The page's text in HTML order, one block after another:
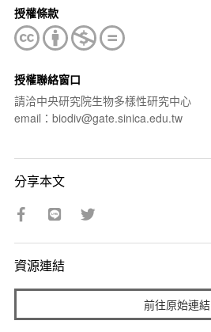
授權條款
授權聯絡窗口
請洽中央研究院生物多樣性研究中心
email：biodiv@gate.sinica.edu.tw
分享本文
資源連結
前往原始連結